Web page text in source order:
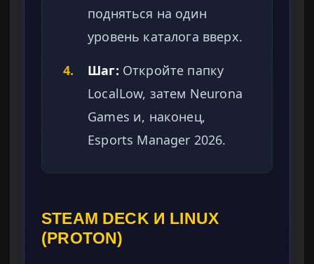
подняться на один
уровень каталога вверх.
4.
Шаг: Откройте папку
LocalLow, затем Neurona
Games и, наконец,
Esports Manager 2026.
STEAM DECK И LINUX
(PROTON)